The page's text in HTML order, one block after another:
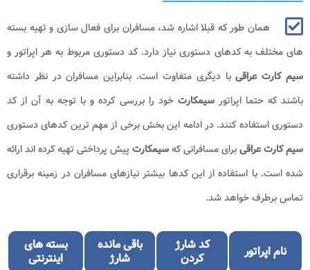
همان طور که قبلا اشاره شد، مسافران برای فعال سازی و تهیه بسته
های مختلف به کدهای دستوری نیاز دارد. کد دستوری مربوط به هر اپراتور و
سیم کارت عراقیبا دیگری متفاوت است. بنابراین مسافران در نظر داشته
باشند که حتما اپراتورسیمکارتخود را بررسی کرده و با توجه به آن از کد
دستوری استفاده کنند. در ادامه این بخش برخی از مهم ترین کدهای دستوری
سیم کارت عراقیبرای مسافرانی کهسیمکارت پیش پرداختی تهیه کرده اند ارائه
شده است. با استفاده از این کدها بیشتر نیازهای مسافران در زمینه برقراری
تماس برطرف خواهد شد.
نام اپراتور
کد شارژ
کردن
باقی مانده
شارژ
بسته های
اینترنتی